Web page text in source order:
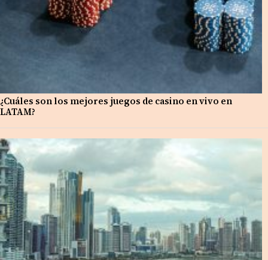
¿Cuáles son los mejores juegos de casino en vivo en
LATAM?